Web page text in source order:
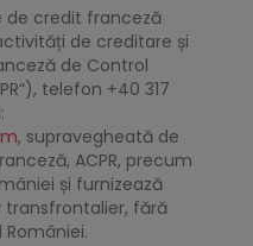
de credit franceză
de creditare și
de Control
telefon +40 317
, supravegheată de
ACPR, precum
și furnizează
transfrontalier, fără